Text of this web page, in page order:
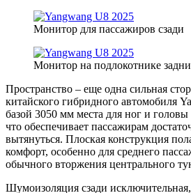
Монитор для пассажиров сзади
Монитор на подлокотнике
Пространство – еще одна сильная
китайского гибридного автомобиля
базой 3050 мм места для ног и головы
что обеспечивает пассажирам
вытянуться. Плоская конструкция
комфорт, особенно для среднего
обычного вторжения центрального
Шумоизоляция сзади исключительная,